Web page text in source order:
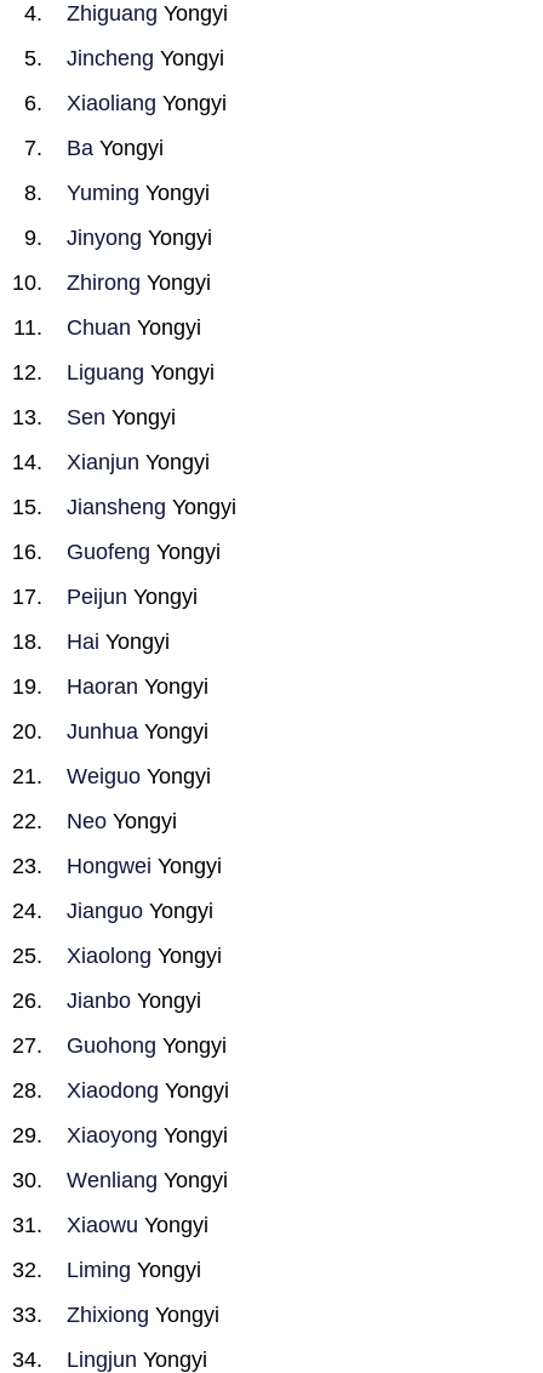
Zhiguang Yongyi
Jincheng Yongyi
Xiaoliang Yongyi
Ba Yongyi
Yuming Yongyi
Jinyong Yongyi
Zhirong Yongyi
Chuan Yongyi
Liguang Yongyi
Sen Yongyi
Xianjun Yongyi
Jiansheng Yongyi
Guofeng Yongyi
Peijun Yongyi
Hai Yongyi
Haoran Yongyi
Junhua Yongyi
Weiguo Yongyi
Neo Yongyi
Hongwei Yongyi
Jianguo Yongyi
Xiaolong Yongyi
Jianbo Yongyi
Guohong Yongyi
Xiaodong Yongyi
Xiaoyong Yongyi
Wenliang Yongyi
Xiaowu Yongyi
Liming Yongyi
Zhixiong Yongyi
Lingjun Yongyi